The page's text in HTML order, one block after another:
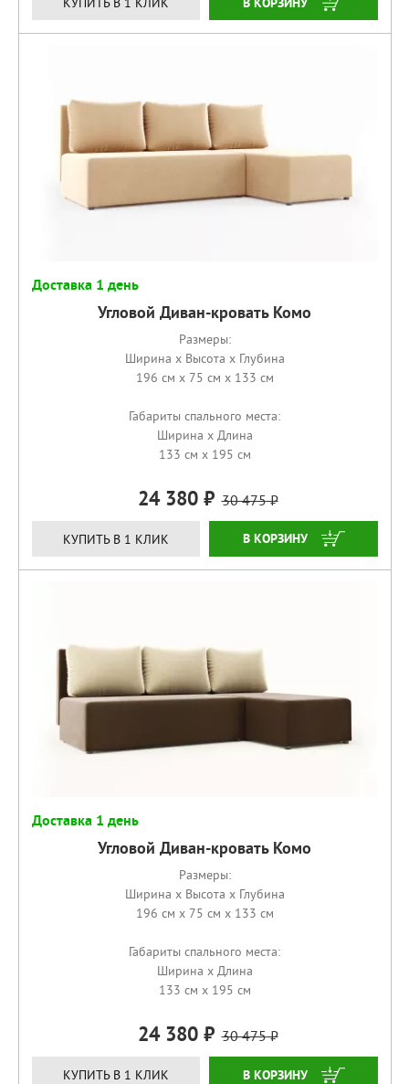
Доставка 1 день
Угловой Диван-кровать Комо
Размеры:
Ширина x Высота x Глубина
196 см x 75 см x 133 см
Габариты спального места:
Ширина x Длина
133 см x 195 см
24 380 30 475
КУПИТЬ В 1 КЛИК КУПИТЬ
Доставка 1 день
Угловой Диван-кровать Комо
Размеры:
Ширина x Высота x Глубина
196 см x 75 см x 133 см
Габариты спального места:
Ширина x Длина
133 см x 195 см
24 380 30 475
КУПИТЬ В 1 КЛИК КУПИТЬ